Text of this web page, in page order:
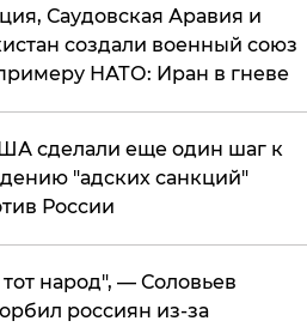
Саудовская Аравия и
создали военный союз
НАТО: Иран в гневе
сделали еще один шаг к
"адских санкций"
России
народ", — Соловьев
россиян из-за